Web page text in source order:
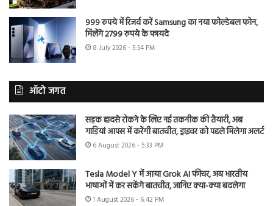
999 रुपये में रिजर्व करें Samsung का नया फोल्डेबल फोन,
मिलेंगे 2799 रुपये के फायदे
8 July 2026 - 5:54 PM
ऑटो जगत
सड़क हादसे रोकने के लिए नई तकनीक की तैयारी, अब
गाड़ियां आपस में करेंगी बातचीत, ड्राइवर को पहले मिलेगा अलर्ट
6 August 2026 - 5:33 PM
Tesla Model Y में आया Grok AI फीचर, अब भारतीय
भाषाओं में कर सकेंगे बातचीत, जानिए क्या-क्या बदलेगा
1 August 2026 - 6:42 PM